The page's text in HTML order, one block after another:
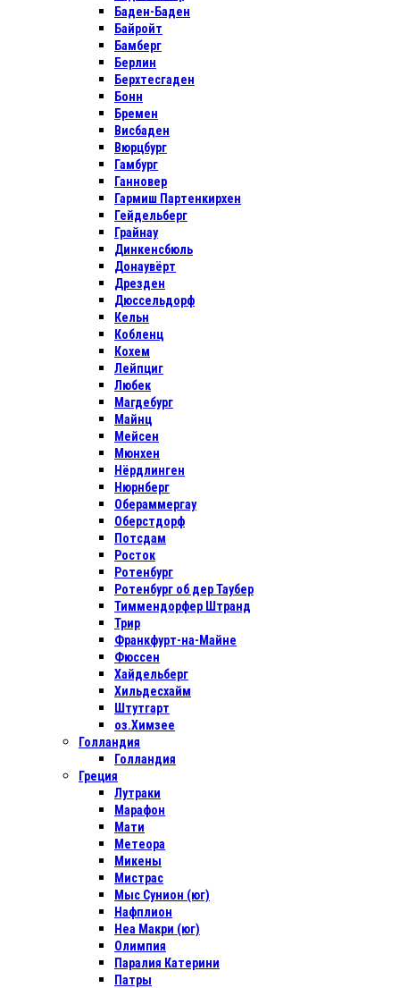
Баден-Баден
Байройт
Бамберг
Берлин
Берхтесгаден
Бонн
Бремен
Висбаден
Вюрцбург
Гамбург
Ганновер
Гармиш Партенкирхен
Гейдельберг
Грайнау
Динкенсбюль
Донаувёрт
Дрезден
Дюссельдорф
Кельн
Кобленц
Кохем
Лейпциг
Любек
Магдебург
Майнц
Мейсен
Мюнхен
Нёрдлинген
Нюрнберг
Обераммергау
Оберстдорф
Потсдам
Росток
Ротенбург
Ротенбург об дер Таубер
Тиммендорфер Штранд
Трир
Франкфурт-на-Майне
Фюссен
Хайдельберг
Хильдесхайм
Штутгарт
оз.Химзее
Голландия
Голландия
Греция
Лутраки
Марафон
Мати
Метеора
Микены
Мистрас
Мыс Сунион (юг)
Нафплион
Неа Макри (юг)
Олимпия
Паралия Катерини
Патры